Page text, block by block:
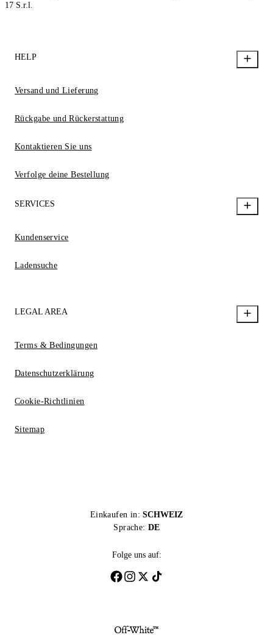
17 S.r.l.
HELP
Versand und Lieferung
Rückgabe und Rückerstattung
Kontaktieren Sie uns
Verfolge deine Bestellung
SERVICES
Kundenservice
Ladensuche
LEGAL AREA
Terms & Bedingungen
Datenschutzerklärung
Cookie-Richtlinien
Sitemap
Einkaufen in: SCHWEIZ
Sprache: DE
Folge uns auf: